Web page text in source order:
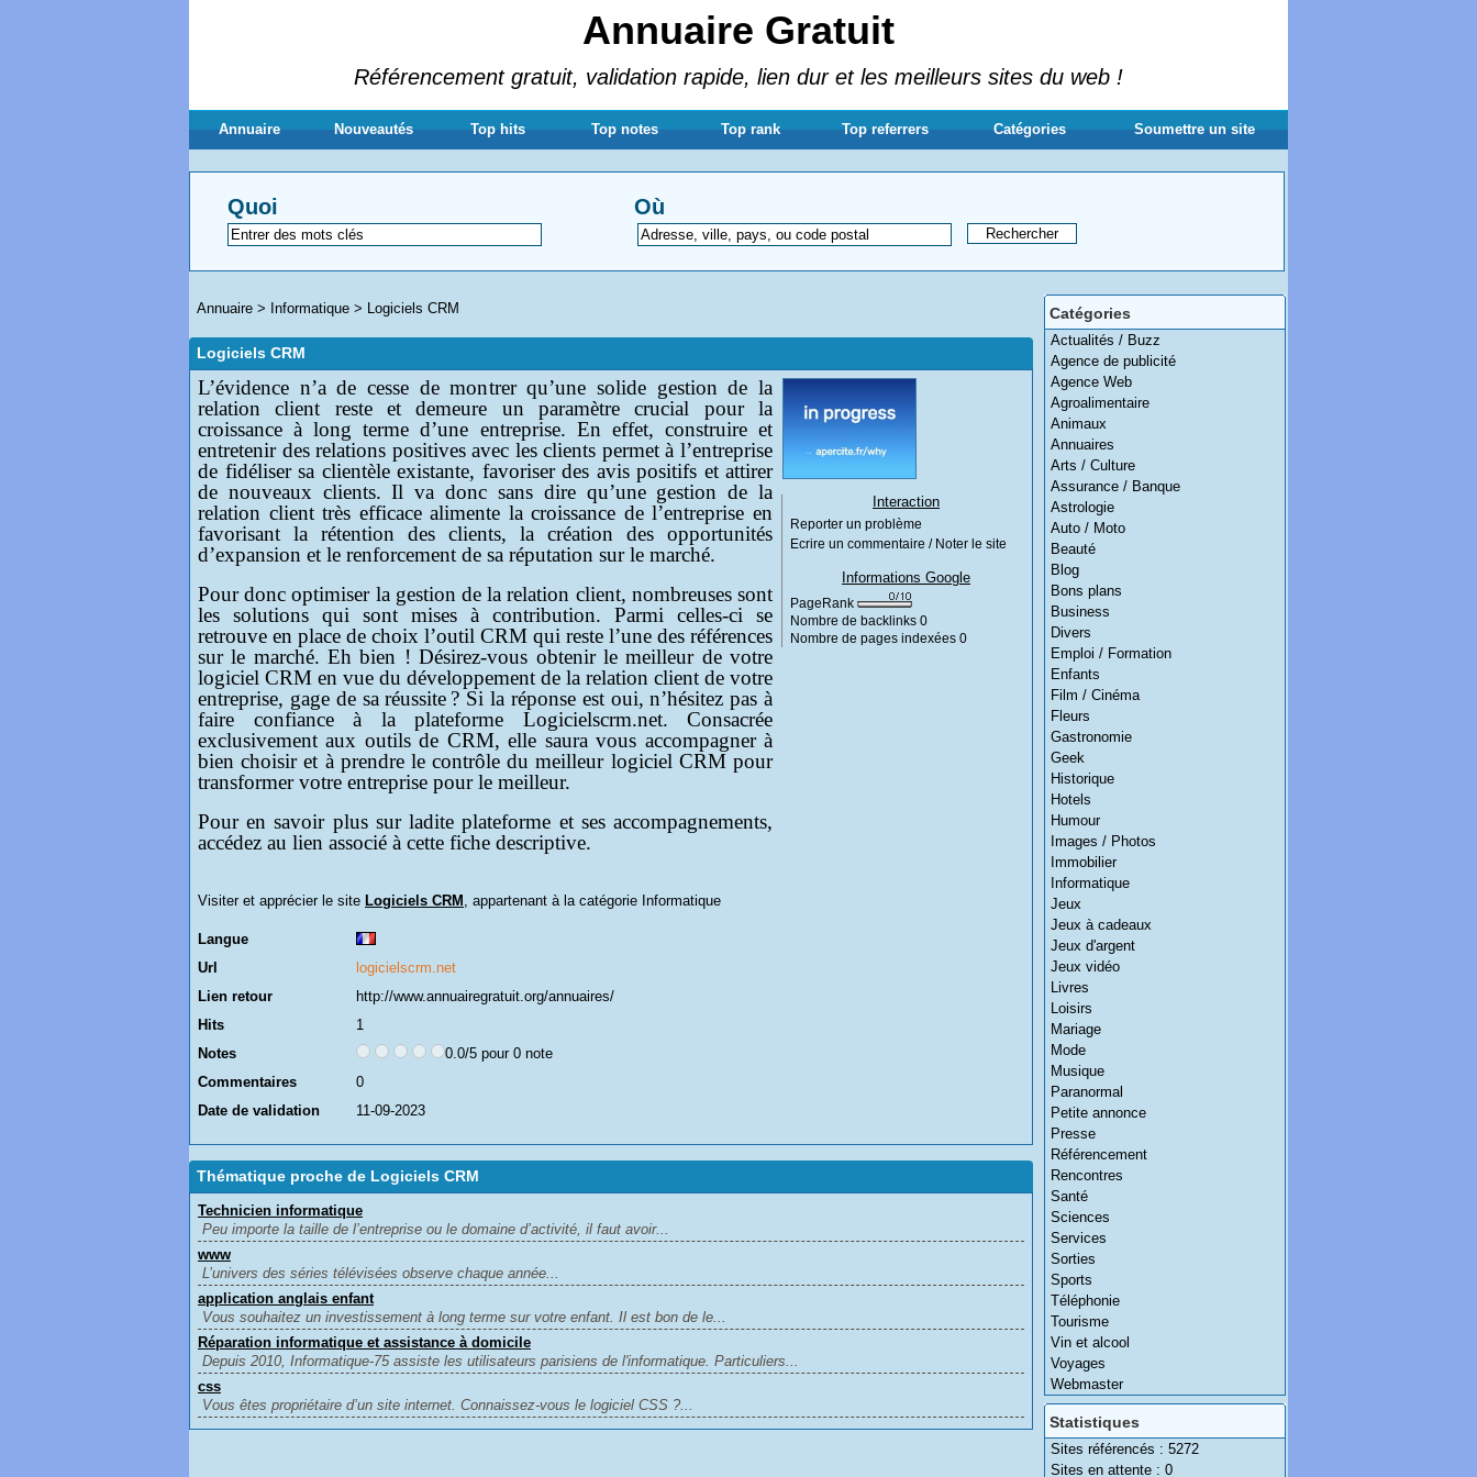
Annuaire Gratuit
Référencement gratuit, validation rapide, lien dur et les meilleurs sites du web !
Annuaire Nouveautés Top hits Top notes Top rank Top referrers Catégories Soumettre un site
Quoi Où
Catégories
Actualités / Buzz
Agence de publicité
Agence Web
Agroalimentaire
Animaux
Annuaires
Arts / Culture
Assurance / Banque
Astrologie
Auto / Moto
Beauté
Blog
Bons plans
Business
Divers
Emploi / Formation
Enfants
Film / Cinéma
Fleurs
Gastronomie
Geek
Historique
Hotels
Humour
Images / Photos
Immobilier
Informatique
Jeux
Jeux à cadeaux
Jeux d'argent
Jeux vidéo
Livres
Loisirs
Mariage
Mode
Musique
Paranormal
Petite annonce
Presse
Référencement
Rencontres
Santé
Sciences
Services
Sorties
Sports
Téléphonie
Tourisme
Vin et alcool
Voyages
Webmaster
Statistiques
Sites référencés : 5272
Sites en attente : 0
Annuaire > Informatique > Logiciels CRM
Logiciels CRM
L’évidence n’a de cesse de montrer qu’une solide gestion de la
relation client reste et demeure un paramètre crucial pour la
croissance à long terme d’une entreprise. En effet, construire et
entretenir des relations positives avec les clients permet à l’entreprise
de fidéliser sa clientèle existante, favoriser des avis positifs et attirer
de nouveaux clients. Il va donc sans dire qu’une gestion de la
relation client très efficace alimente la croissance de l’entreprise en
favorisant la rétention des clients, la création des opportunités
d’expansion et le renforcement de sa réputation sur le marché.
Pour donc optimiser la gestion de la relation client, nombreuses sont
les solutions qui sont mises à contribution. Parmi celles-ci se
retrouve en place de choix l’outil CRM qui reste l’une des références
sur le marché. Eh bien ! Désirez-vous obtenir le meilleur de votre
logiciel CRM en vue du développement de la relation client de votre
entreprise, gage de sa réussite ? Si la réponse est oui, n’hésitez pas à
faire confiance à la plateforme Logicielscrm.net. Consacrée
exclusivement aux outils de CRM, elle saura vous accompagner à
bien choisir et à prendre le contrôle du meilleur logiciel CRM pour
transformer votre entreprise pour le meilleur.
Pour en savoir plus sur ladite plateforme et ses accompagnements,
accédez au lien associé à cette fiche descriptive.
Visiter et apprécier le site Logiciels CRM , appartenant à la catégorie Informatique
Langue
Url
logicielscrm.net
Lien retour
http://www.annuairegratuit.org/annuaires/
Hits
1
Notes
0.0/5 pour 0 note
Commentaires
0
Date de validation
11-09-2023
Interaction
Reporter un problème
Ecrire un commentaire / Noter le site
Informations Google
PageRank
Nombre de backlinks 0
Nombre de pages indexées 0
Thématique proche de Logiciels CRM
Technicien informatique
Peu importe la taille de l’entreprise ou le domaine d’activité, il faut avoir...
www
L’univers des séries télévisées observe chaque année...
application anglais enfant
Vous souhaitez un investissement à long terme sur votre enfant. Il est bon de le...
Réparation informatique et assistance à domicile
Depuis 2010, Informatique-75 assiste les utilisateurs parisiens de l'informatique. Particuliers...
css
Vous êtes propriétaire d’un site internet. Connaissez-vous le logiciel CSS ?...